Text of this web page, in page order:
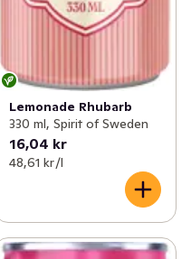
Lemonade Rhubarb
330 ml, Spirit of Sweden
16,04 kr
48,61 kr /l